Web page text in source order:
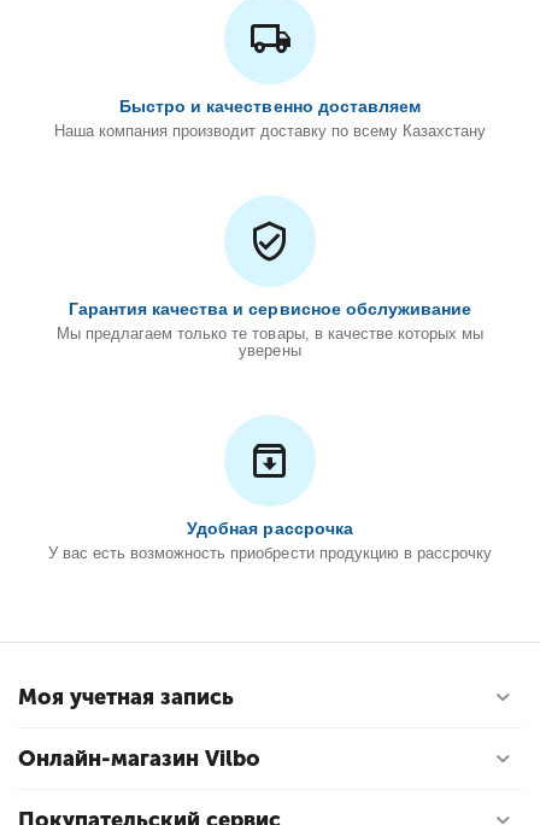
Быстро и качественно доставляем
Наша компания производит доставку по всему Казахстану
Гарантия качества и сервисное обслуживание
Мы предлагаем только те товары, в качестве которых мы
уверены
Удобная рассрочка
У вас есть возможность приобрести продукцию в рассрочку
Моя учетная запись
Онлайн-магазин Vilbo
Покупательский сервис